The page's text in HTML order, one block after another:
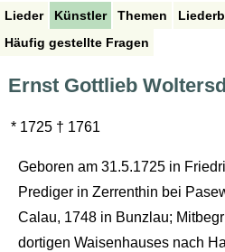
Lieder Künstler Themen
Häufig gestellte Fragen
Ernst Gottlieb
* 1725 † 1761
Geboren am 31.5.1725 in
Prediger in Zerrenthin bei
Calau, 1748 in Bunzlau;
dortigen Waisenhauses nach